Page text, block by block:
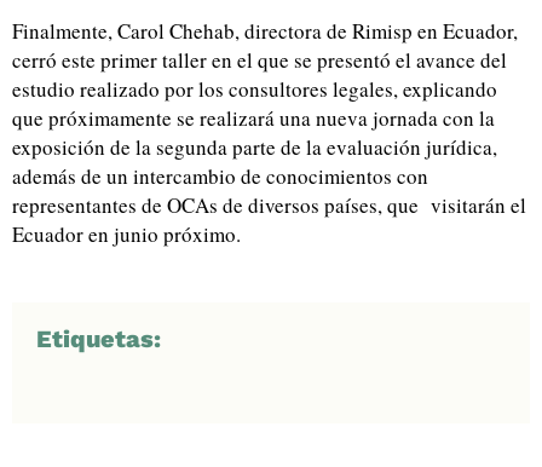
Finalmente, Carol Chehab, directora de Rimisp en Ecuador,
cerró este primer taller en el que se presentó el avance del
estudio realizado por los consultores legales, explicando
que próximamente se realizará una nueva jornada con la
exposición de la segunda parte de la evaluación jurídica,
además de un intercambio de conocimientos con
representantes de OCAs de diversos países, que visitarán el
Ecuador en junio próximo.
Etiquetas: